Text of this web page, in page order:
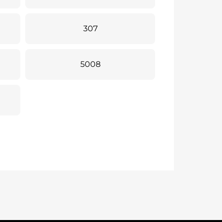
307
5008